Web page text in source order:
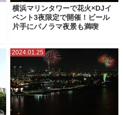
横浜マリンタワーで花火×DJイ
ベント3夜限定で開催！ビール
片手にパノラマ夜景も満喫
2024.01.25